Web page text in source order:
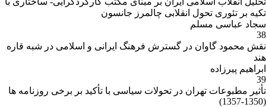
تکیه بر تئوری تحول انقلابی چالمرز جانسون
سجاد عباسی مسلم
38
نقش محمود گاوان در گسترش فرهنگ ایرانی و اسلامی در شبه قاره
هند
ابراهیم پیرزاده
39
تأثیر مطبوعات تهران در تحولات سیاسی با تأکید بر برخی روزنامه ها
(1350-1357)